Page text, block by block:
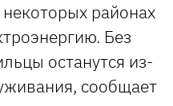
районах
Без
останутся из-
сообщает